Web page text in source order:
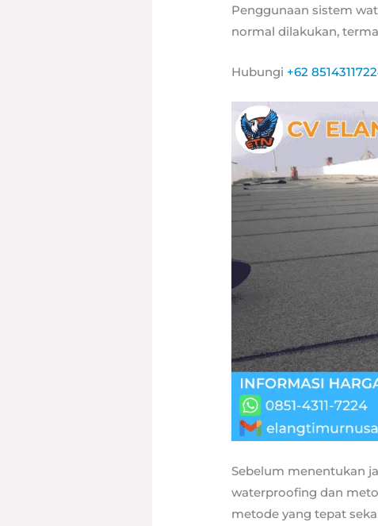
Penggunaan sistem
normal dilakukan,
Hubungi +62
Sebelum menentukan
waterproofing dan
metode yang tepat